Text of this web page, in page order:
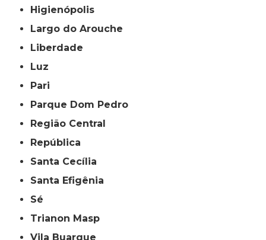
Higienópolis
Largo do Arouche
Liberdade
Luz
Pari
Parque Dom Pedro
Região Central
República
Santa Cecília
Santa Efigênia
Sé
Trianon Masp
Vila Buarque